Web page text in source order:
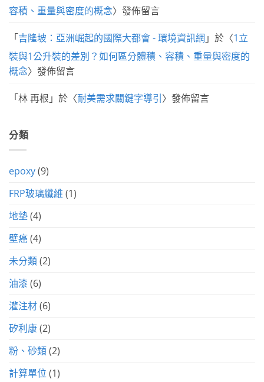
容積、重量與密度的概念〉發佈留言
「吉隆坡：亞洲崛起的國際大都會 - 環境資訊網 」於〈1立
裝與1公升裝的差別？如何區分體積、容積、重量與密度的
概念〉發佈留言
「林 再根 」於〈耐美需求關鍵字導引〉發佈留言
分類
epoxy(9)
FRP玻璃纖維 (1)
地墊(4)
壁癌(4)
未分類(2)
油漆(6)
灌注材(6)
矽利康(2)
粉、砂類(2)
計算單位 (1)